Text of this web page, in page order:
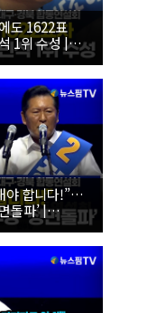
도 1622표
1위 수성 |
·최고위원 후
야 합니다!”…
돌파’ |
·최고위원 후